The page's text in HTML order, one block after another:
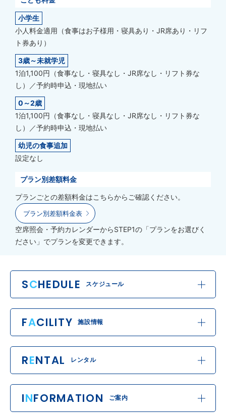
小学生
小人料金適用（食事はお子様用・寝具あり・JR席あり・リフ
ト券あり）
3歳～未就学児
1泊1,100円（食事なし・寝具なし・JR席なし・リフト券な
し）／予約時申込・現地払い
0～2歳
1泊1,100円（食事なし・寝具なし・JR席なし・リフト券な
し）／予約時申込・現地払い
幼児の食事追加
設定なし
プラン別差額料金
プランごとの差額料金はこちらからご確認ください。
プラン別差額料金表
空席照会・予約カレンダーからSTEP1の「プランをお選びく
ださい」でプランを変更できます。
SCHEDULE スケジュール
FACILITY 施設情報
RENTAL レンタル
INFORMATION ご案内